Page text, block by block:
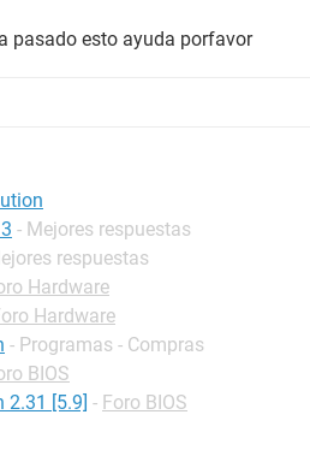
pasado esto ayuda porfavor
- Mejores respuestas
respuestas
Hardware
Hardware
- Programas - Compras
BIOS
2.31 [5.9] - Foro BIOS